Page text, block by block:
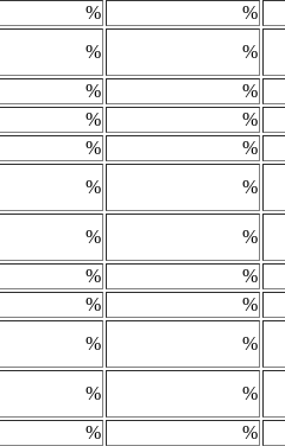
%
%
%
%
%
%
%
%
%
%
%
%
%
%
%
%
%
%
%
%
%
%
%
%